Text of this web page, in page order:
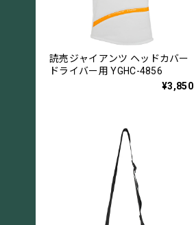
読売ジャイアンツ ヘッドカバー
ドライバー用 YGHC-4856
¥3,850